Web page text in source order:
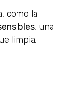
como la
, una
limpia,